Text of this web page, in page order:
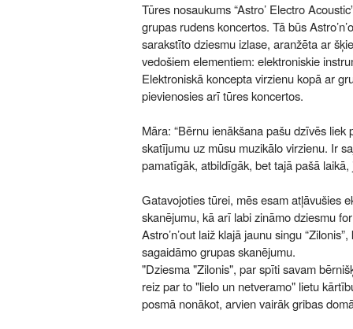
Tūres nosaukums “Astro’ Electro
grupas rudens koncertos. Tā būs
sarakstīto dziesmu izlase, aranžēta ar
vedošiem elementiem: elektroniskie
Elektroniskā koncepta virzienu kopā ar
pievienosies arī tūres koncertos.
Māra: “Bērnu ienākšana pašu dzīvēs
skatījumu uz mūsu muzikālo virzienu. Ir
pamatīgāk, atbildīgāk, bet tajā pašā laikā,
Gatavojoties tūrei, mēs esam atļāvušies
skanējumu, kā arī labi zināmo dziesmu
Astro’n’out laiž klajā jaunu singu
sagaidāmo grupas skanējumu.
"Dziesma "Zilonis", par spīti savam
reiz par to "lielo un netveramo" lietu
posmā nonākot, arvien vairāk gribas